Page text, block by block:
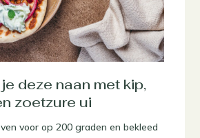
deze naan met kip,
zoetzure ui
voor op 200 graden en bekleed